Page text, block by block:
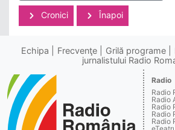
Cronici Înapoi
Echipa Frecvenţe Grilă programe
jurnalistului Radio
Radio
Radio
Radio
Radio
Radio
Radio